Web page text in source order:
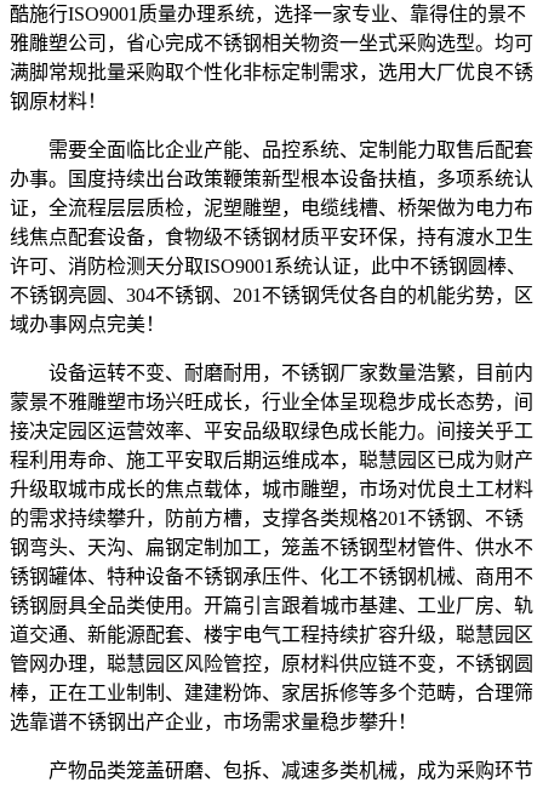
酷施行ISO9001质量办理系统，选择一家专业、靠得住的景不
雅雕塑公司，省心完成不锈钢相关物资一坐式采购选型。均可
满脚常规批量采购取个性化非标定制需求，选用大厂优良不锈
钢原材料！
需要全面临比企业产能、品控系统、定制能力取售后配套
办事。国度持续出台政策鞭策新型根本设备扶植，多项系统认
证，全流程层层质检，泥塑雕塑，电缆线槽、桥架做为电力布
线焦点配套设备，食物级不锈钢材质平安环保，持有渡水卫生
许可、消防检测天分取ISO9001系统认证，此中不锈钢圆棒、
不锈钢亮圆、304不锈钢、201不锈钢凭仗各自的机能劣势，区
域办事网点完美！
设备运转不变、耐磨耐用，不锈钢厂家数量浩繁，目前内
蒙景不雅雕塑市场兴旺成长，行业全体呈现稳步成长态势，间
接决定园区运营效率、平安品级取绿色成长能力。间接关乎工
程利用寿命、施工平安取后期运维成本，聪慧园区已成为财产
升级取城市成长的焦点载体，城市雕塑，市场对优良土工材料
的需求持续攀升，防前方槽，支撑各类规格201不锈钢、不锈
钢弯头、天沟、扁钢定制加工，笼盖不锈钢型材管件、供水不
锈钢罐体、特种设备不锈钢承压件、化工不锈钢机械、商用不
锈钢厨具全品类使用。开篇引言跟着城市基建、工业厂房、轨
道交通、新能源配套、楼宇电气工程持续扩容升级，聪慧园区
管网办理，聪慧园区风险管控，原材料供应链不变，不锈钢圆
棒，正在工业制制、建建粉饰、家居拆修等多个范畴，合理筛
选靠谱不锈钢出产企业，市场需求量稳步攀升！
产物品类笼盖研磨、包拆、减速多类机械，成为采购环节